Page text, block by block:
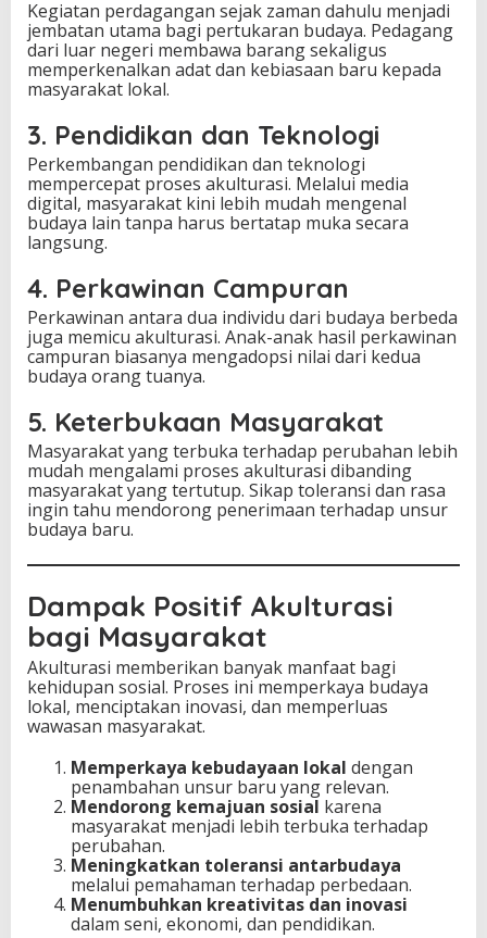
Kegiatan perdagangan sejak zaman dahulu menjadi
jembatan utama bagi pertukaran budaya. Pedagang
dari luar negeri membawa barang sekaligus
memperkenalkan adat dan kebiasaan baru kepada
masyarakat lokal.
3. Pendidikan dan Teknologi
Perkembangan pendidikan dan teknologi
mempercepat proses akulturasi. Melalui media
digital, masyarakat kini lebih mudah mengenal
budaya lain tanpa harus bertatap muka secara
langsung.
4. Perkawinan Campuran
Perkawinan antara dua individu dari budaya berbeda
juga memicu akulturasi. Anak-anak hasil perkawinan
campuran biasanya mengadopsi nilai dari kedua
budaya orang tuanya.
5. Keterbukaan Masyarakat
Masyarakat yang terbuka terhadap perubahan lebih
mudah mengalami proses akulturasi dibanding
masyarakat yang tertutup. Sikap toleransi dan rasa
ingin tahu mendorong penerimaan terhadap unsur
budaya baru.
Dampak Positif Akulturasi
bagi Masyarakat
Akulturasi memberikan banyak manfaat bagi
kehidupan sosial. Proses ini memperkaya budaya
lokal, menciptakan inovasi, dan memperluas
wawasan masyarakat.
Memperkaya kebudayaan lokal dengan
penambahan unsur baru yang relevan.
Mendorong kemajuan sosial karena
masyarakat menjadi lebih terbuka terhadap
perubahan.
Meningkatkan toleransi antarbudaya
melalui pemahaman terhadap perbedaan.
Menumbuhkan kreativitas dan inovasi
dalam seni, ekonomi, dan pendidikan.